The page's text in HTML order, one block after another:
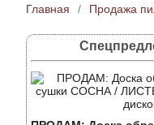
Главная / Продажа